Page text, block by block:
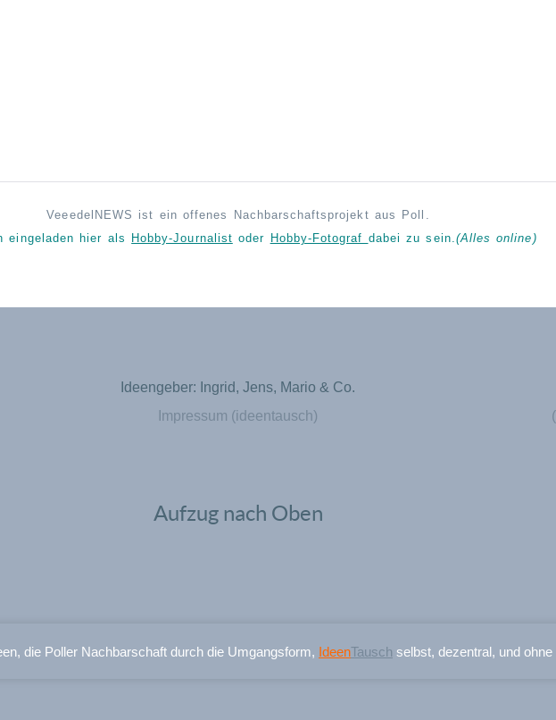
VeeedelNEWS ist ein offenes Nachbarschaftsprojekt aus Poll.
eingeladen hier als
Hobby-Journalist oder Hobby-Fotograf dabei zu sein. (Alles online)
Ideengeber: Ingrid, Jens, Mario & Co.
Impressum (ideentausch)
Aufzug nach Oben
die Poller Nachbarschaft durch die Umgangsform, IdeenTausch selbst, dezentral, und